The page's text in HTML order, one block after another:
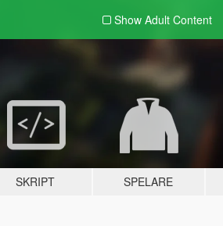
Show Adult Content
SKRIPT SPELARE